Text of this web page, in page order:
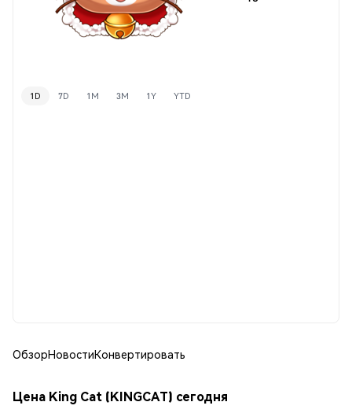
1D 7D 1M 3M 1Y YTD
ОбзорНовостиКонвертировать
Цена King Cat (KINGCAT) сегодня